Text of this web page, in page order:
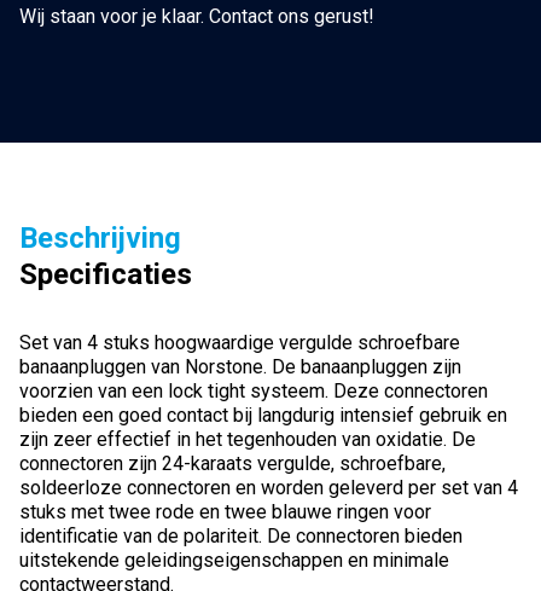
Wij staan voor je klaar. Contact ons gerust!
Beschrijving
Specificaties
Set van 4 stuks hoogwaardige vergulde schroefbare
banaanpluggen van Norstone. De banaanpluggen zijn
voorzien van een lock tight systeem. Deze connectoren
bieden een goed contact bij langdurig intensief gebruik en
zijn zeer effectief in het tegenhouden van oxidatie. De
connectoren zijn 24-karaats vergulde, schroefbare,
soldeerloze connectoren en worden geleverd per set van 4
stuks met twee rode en twee blauwe ringen voor
identificatie van de polariteit. De connectoren bieden
uitstekende geleidingseigenschappen en minimale
contactweerstand.